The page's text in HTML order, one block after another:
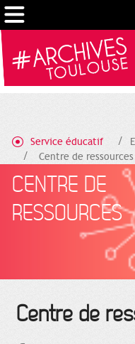
Service éducatif
Centre de ressources
CENTRE DE
RESSOURCES
Centre de
Cookies management panel